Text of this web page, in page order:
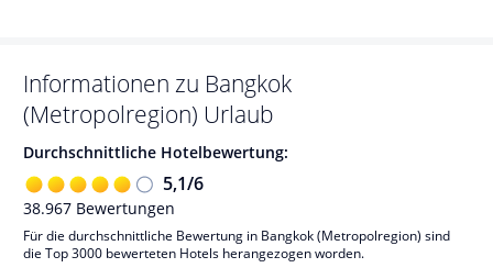
Informationen zu Bangkok
(Metropolregion) Urlaub
Durchschnittliche Hotelbewertung:
5,1/6
38.967 Bewertungen
Für die durchschnittliche Bewertung in Bangkok (Metropolregion) sind
die Top 3000 bewerteten Hotels herangezogen worden.